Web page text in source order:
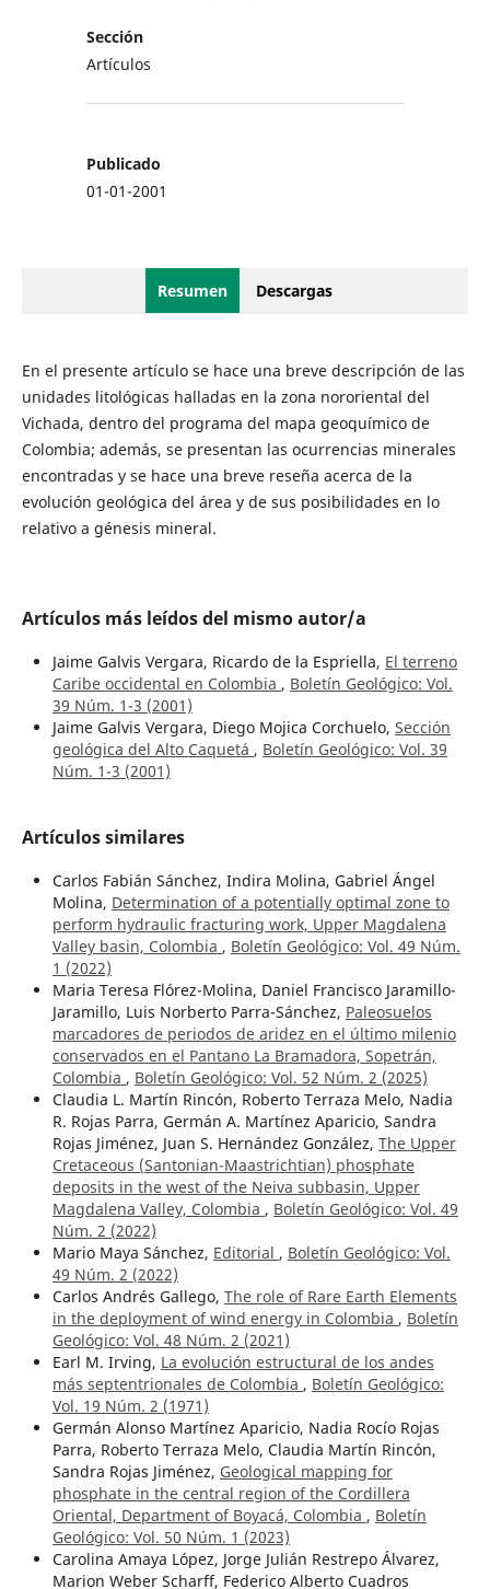
Sección
Artículos
Publicado
01-01-2001
Resumen Descargas
En el presente artículo se hace una breve descripción de las
unidades litológicas halladas en la zona nororiental del
Vichada, dentro del programa del mapa geoquímico de
Colombia; además, se presentan las ocurrencias minerales
encontradas y se hace una breve reseña acerca de la
evolución geológica del área y de sus posibilidades en lo
relativo a génesis mineral.
Artículos más leídos del mismo autor/a
Jaime Galvis Vergara, Ricardo de la Espriella, El terreno
Caribe occidental en Colombia , Boletín Geológico: Vol.
39 Núm. 1-3 (2001)
Jaime Galvis Vergara, Diego Mojica Corchuelo, Sección
geológica del Alto Caquetá , Boletín Geológico: Vol. 39
Núm. 1-3 (2001)
Artículos similares
Carlos Fabián Sánchez, Indira Molina, Gabriel Ángel
Molina, Determination of a potentially optimal zone to
perform hydraulic fracturing work, Upper Magdalena
Valley basin, Colombia , Boletín Geológico: Vol. 49 Núm.
1 (2022)
Maria Teresa Flórez-Molina, Daniel Francisco Jaramillo-
Jaramillo, Luis Norberto Parra-Sánchez, Paleosuelos
marcadores de periodos de aridez en el último milenio
conservados en el Pantano La Bramadora, Sopetrán,
Colombia , Boletín Geológico: Vol. 52 Núm. 2 (2025)
Claudia L. Martín Rincón, Roberto Terraza Melo, Nadia
R. Rojas Parra, Germán A. Martínez Aparicio, Sandra
Rojas Jiménez, Juan S. Hernández González, The Upper
Cretaceous (Santonian-Maastrichtian) phosphate
deposits in the west of the Neiva subbasin, Upper
Magdalena Valley, Colombia , Boletín Geológico: Vol. 49
Núm. 2 (2022)
Mario Maya Sánchez, Editorial , Boletín Geológico: Vol.
49 Núm. 2 (2022)
Carlos Andrés Gallego, The role of Rare Earth Elements
in the deployment of wind energy in Colombia , Boletín
Geológico: Vol. 48 Núm. 2 (2021)
Earl M. Irving, La evolución estructural de los andes
más septentrionales de Colombia , Boletín Geológico:
Vol. 19 Núm. 2 (1971)
Germán Alonso Martínez Aparicio, Nadia Rocío Rojas
Parra, Roberto Terraza Melo, Claudia Martín Rincón,
Sandra Rojas Jiménez, Geological mapping for
phosphate in the central region of the Cordillera
Oriental, Department of Boyacá, Colombia , Boletín
Geológico: Vol. 50 Núm. 1 (2023)
Carolina Amaya López, Jorge Julián Restrepo Álvarez,
Marion Weber Scharff, Federico Alberto Cuadros